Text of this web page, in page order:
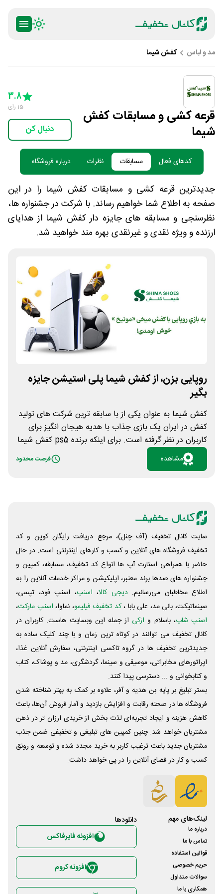
مد و لباس کفش شیما
قرعه کشی و مسابقات کفش
شیما
4 Stars
5 Stars
3.8
15 رای
دنبال کن
کدهای فعال مسابقات نظرات درباره فروشگاه
جدیدترین قرعه کشی و مسابقات کفش شیما را در این
صفحه به اطلاع شما خواهیم رساند. با شرکت در جشنواره ها،
نظرسنجی و مسابقه های جایزه دار کفش شیما از هدایای
ارزنده و ویژه نقدی و غیرنقدی بهره مند خواهید شد.
روپایی بزن، از کفش شیما پلی استیشن جایزه
بگیر
کفش شیما به عنوان یکی از با سابقه ترین شرکت های تولید
کفش در ایران یک بازی جذاب با هدیه هیجان انگیز برای
کاربران در نظر گرفته است. برای اینکه برنده ps5 کفش شیما
باشید فقط کافیه وارد سایت شده و بازی کنید. انجام بازی
به این صورت است که باید به کمک کفش میخی به توپ
امتحان کنید. برای ورود به بازی روپایی کفش شیما روی
دکمه «مشاهده» کلیک کنید.
مشاهده فرصت محدود
سایت کانال تخفیف (آف چنل)، مرجع دریافت رایگان کوپن و کد
تخفیف فروشگاه های آنلاین و کسب و‌ کارهای اینترنتی است. در حال
حاضر با همراهی استارت آپ ها انواع کد تخفیف، مسابقه، کمپین و
جشنواره های صدها برند معتبر، اپلیکیشن و مراکز خدمات آنلاین را به
اطلاع مخاطبان می‌رسانیم. دیجی کالا، اسنپ، اسنپ فود، تپسی،
سینماتیکت، بانی مد، علی‌ بابا ،کد تخفیف فیلیمو، نماوا، اسنپ مارکت،
اسنپ شاپ، باسلام و ازکی از جمله این وبسایت ‌هاست. کاربران در
کانال تخفیف می توانند در کوتاه ترین زمان و با چند کلیک ساده به
جدیدترین تخفیف ها در گروه تاکسی اینترنتی، سفارش آنلاین غذا،
اپراتورهای مخابراتی، موسیقی و سینما، گردشگری، مد و پوشاک، کتاب
و کتابخوانی و ... دسترسی پیدا کنند.
بستر تبلیغ بر پایه بن هدیه و آفر، علاوه بر کمک به بهتر شناخته شدن
فروشگاه ها در صحنه رقابت و افزایش بازدید و آمار فروش آن‌ها، باعث
کاهش هزینه و ایجاد تجربه‌ای لذت بخش از خریدی ارزان تر در ذهن
مشتریان خواهد شد. چنین کمپین های تبلیغی و تخفیفی ضمن جذب
مشتریان جدید باعث ترغیب کاربر به خرید مجدد شده و توسعه و رونق
کسب و کار در فضای آنلاین را در پی خواهد داشت.
لینک‌های مهم
درباره ما
تماس با ما
قوانین استفاده
حریم خصوصی
سوالات متداول
همکاری با ما
دانلود‌ها
افزونه فایرفاکس
افزونه کروم